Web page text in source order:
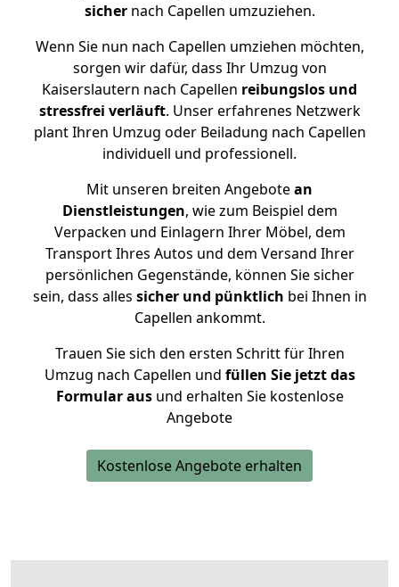
sichernach Capellen umzuziehen.
Wenn Sie nun nach Capellen umziehen möchten,
sorgen wir dafür, dass Ihr Umzug von
Kaiserslautern nach Capellen reibungslos und
stressfrei verläuft. Unser erfahrenes Netzwerk
plant Ihren Umzug oder Beiladung nach Capellen
individuell und professionell.
Mit unseren breiten Angebotean
Dienstleistungen, wie zum Beispiel dem
Verpacken und Einlagern Ihrer Möbel, dem
Transport Ihres Autos und dem Versand Ihrer
persönlichen Gegenstände, können Sie sicher
sein, dass alles sicher und pünktlich bei Ihnen in
Capellen ankommt.
Trauen Sie sich den ersten Schritt für Ihren
Umzug nach Capellen und füllen Sie jetzt das
Formular ausund erhalten Sie kostenlose
Angebote
Kostenlose Angebote erhalten